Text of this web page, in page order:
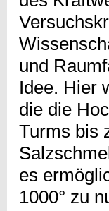
und
Idee. Hier
die die
Turms bis
es
1000° zu